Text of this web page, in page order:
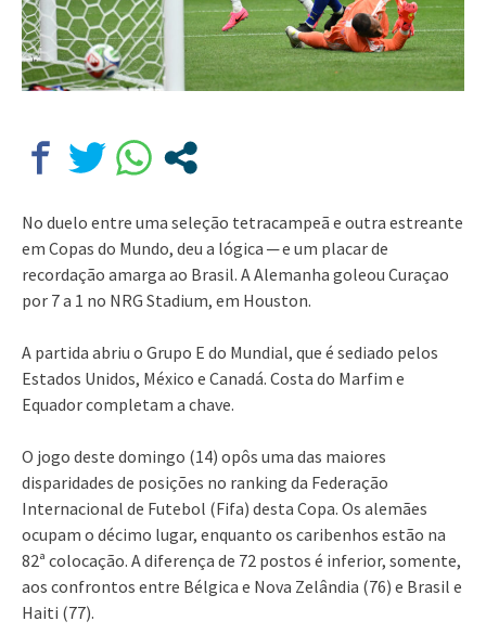
No duelo entre uma seleção tetracampeã e outra estreante
em Copas do Mundo, deu a lógica ─ e um placar de
recordação amarga ao Brasil. A Alemanha goleou Curaçao
por 7 a 1 no NRG Stadium, em Houston.
A partida abriu o Grupo E do Mundial, que é sediado pelos
Estados Unidos, México e Canadá. Costa do Marfim e
Equador completam a chave.
O jogo deste domingo (14) opôs uma das maiores
disparidades de posições no ranking da Federação
Internacional de Futebol (Fifa) desta Copa. Os alemães
ocupam o décimo lugar, enquanto os caribenhos estão na
82ª colocação. A diferença de 72 postos é inferior, somente,
aos confrontos entre Bélgica e Nova Zelândia (76) e Brasil e
Haiti (77).